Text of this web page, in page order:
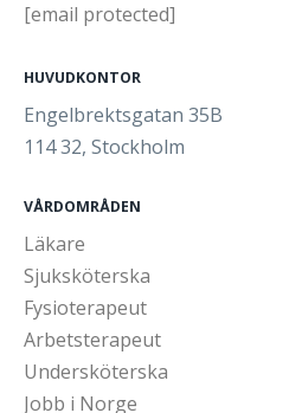
[email protected]
HUVUDKONTOR
Engelbrektsgatan 35B
114 32, Stockholm
VÅRDOMRÅDEN
Läkare
Sjuksköterska
Fysioterapeut
Arbetsterapeut
Undersköterska
Jobb i Norge